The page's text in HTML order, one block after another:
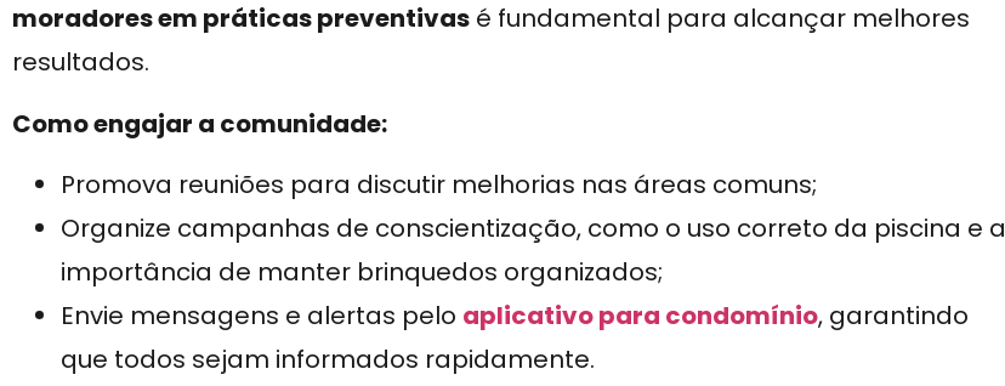
moradores em práticas preventivas é fundamental para alcançar melhores
resultados.
Como engajar a comunidade:
Promova reuniões para discutir melhorias nas áreas comuns;
Organize campanhas de conscientização, como o uso correto da piscina e a
importância de manter brinquedos organizados;
Envie mensagens e alertas pelo aplicativo para condomínio, garantindo
que todos sejam informados rapidamente.